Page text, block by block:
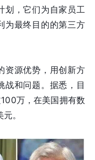
划，它们为自家员工
为最终目的的第三方
资源优势，用创新方
战和问题。据悉，目
万，在美国拥有数
。